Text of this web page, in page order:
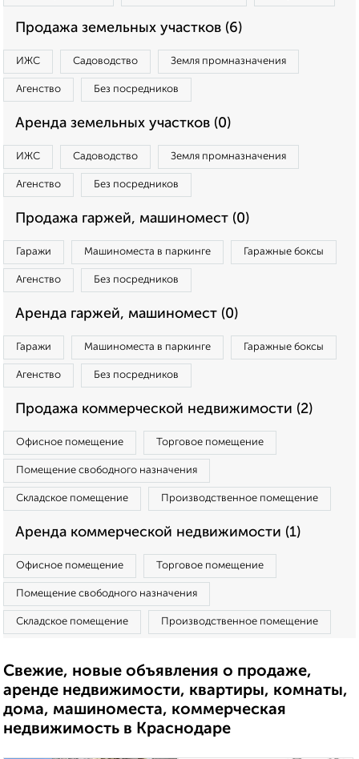
Продажа земельных участков (6)
ИЖС Садоводство Земля промназначения
Агенство Без посредников
Аренда земельных участков (0)
ИЖС Садоводство Земля промназначения
Агенство Без посредников
Продажа гаржей, машиномест (0)
Гаражи Машиноместа в паркинге Гаражные боксы
Агенство Без посредников
Аренда гаржей, машиномест (0)
Гаражи Машиноместа в паркинге Гаражные боксы
Агенство Без посредников
Продажа коммерческой недвижимости (2)
Офисное помещение Торговое помещение
Помещение свободного назначения
Складское помещение Производственное помещение
Аренда коммерческой недвижимости (1)
Офисное помещение Торговое помещение
Помещение свободного назначения
Складское помещение Производственное помещение
Свежие, новые объявления о продаже,
аренде недвижимости, квартиры, комнаты,
дома, машиноместа, коммерческая
недвижимость в Краснодаре